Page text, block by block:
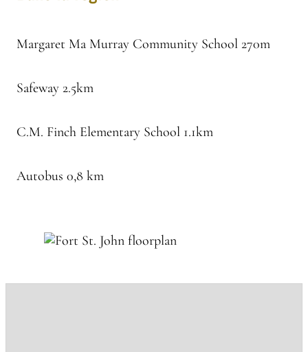
Margaret Ma Murray Community School 270m
Safeway 2.5km
C.M. Finch Elementary School 1.1km
Autobus 0,8 km